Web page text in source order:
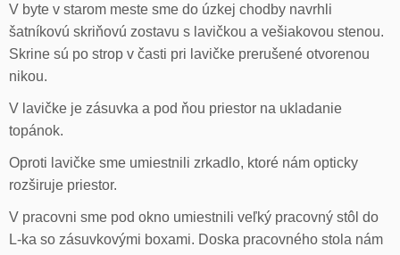
V byte v starom meste sme do úzkej chodby navrhli
šatníkovú skriňovú zostavu s lavičkou a vešiakovou stenou.
Skrine sú po strop v časti pri lavičke prerušené otvorenou
nikou.
V lavičke je zásuvka a pod ňou priestor na ukladanie
topánok.
Oproti lavičke sme umiestnili zrkadlo, ktoré nám opticky
rozširuje priestor.
V pracovni sme pod okno umiestnili veľký pracovný stôl do
L-ka so zásuvkovými boxami. Doska pracovného stola nám